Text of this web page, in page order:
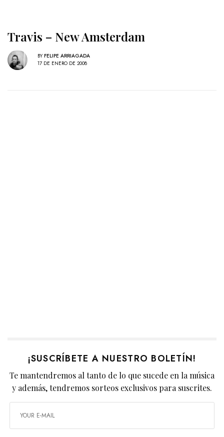
Travis – New Amsterdam
BY FELIPE ARRIAGADA
17 DE ENERO DE 2008
¡SUSCRÍBETE A NUESTRO BOLETÍN!
Te mantendremos al tanto de lo que sucede en la música
y además, tendremos sorteos exclusivos para suscrites.